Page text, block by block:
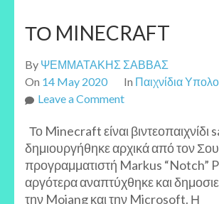
ΤΟ MINECRAFT
By ΨΕΜΜΑΤΑΚΗΣ ΣΑΒΒΑΣ
On 14 May 2020 In Παιχνίδια
Leave a Commenton
MINECRAFT
Το Minecraft είναι βιντεοπαιχνίδι
δημιουργήθηκε αρχικά από τον
προγραμματιστή Markus “Notch”
αργότερα αναπτύχθηκε και
την Mojang και την Microsoft. Η